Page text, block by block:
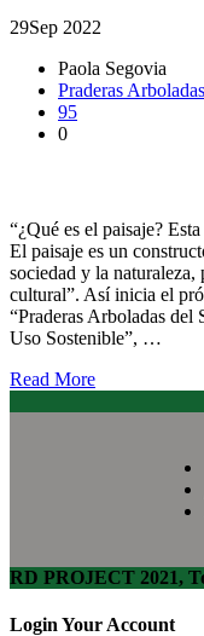
29Sep 2022
Paola Segovia
Praderas
95
0
“¿Qué es el paisaje?
El paisaje es un
sociedad y la naturaleza,
cultural”. Así inicia el
“Praderas Arboladas
Uso Sostenible”, …
Read More
RD PROJECT 2021,
Login Your Account